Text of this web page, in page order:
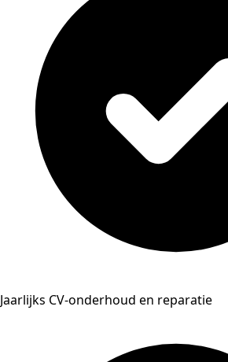
Jaarlijks CV-onderhoud en reparatie